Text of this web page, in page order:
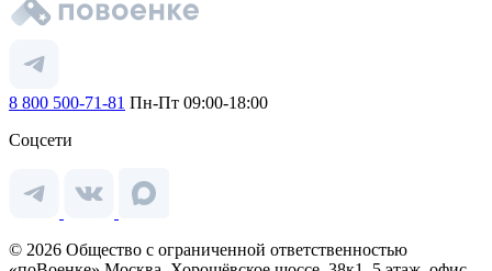
8 800 500-71-81 Пн-Пт 09:00-18:00
Соцсети
© 2026 Общество с ограниченной ответственностью